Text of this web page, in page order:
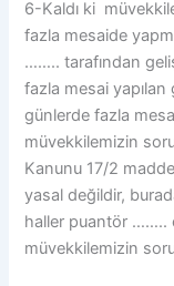
6-Kaldı ki
fazla mesaide
…….. tarafından
fazla mesai yapılan
günlerde fazla
müvekkilemizin
Kanunu 17/2
yasal değildir,
haller puantör ……..
müvekkilemizin